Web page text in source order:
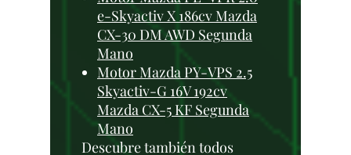
e-Skyactiv X 186cv Mazda
CX-30 DM AWD Segunda
Mano
Motor Mazda PY-VPS 2.5
Skyactiv-G 16V 192cv
Mazda CX-5 KF Segunda
Mano
Descubre también todos